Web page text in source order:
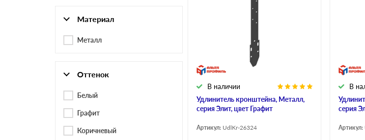
Шифер 7-волновой
Материал
Металл
Оттенок
Белый
Графит
Коричневый
Удлинитель кронштейна, Металл,
серия Элит, цвет Графит
В наличии
Артикул: UdlKr-26324
серия
В
Артикул: